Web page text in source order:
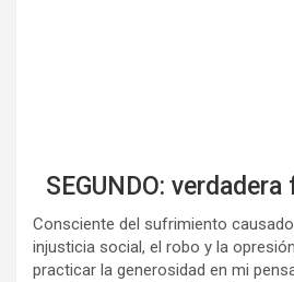
SEGUNDO:
Consciente del sufrimiento
injusticia social, el robo y la
practicar la generosidad en mi